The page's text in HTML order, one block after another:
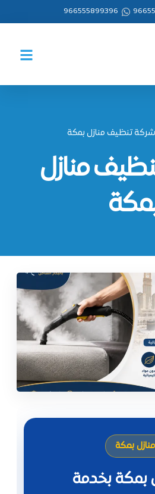
966555899396
شركة تنظيف منازل بمكة
منازل
بمكة
بمكة بخدمة